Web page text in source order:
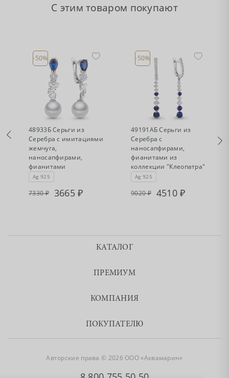
С этим товаром покупают
-50%
Есть в наличии
48933Б Серьги из
Серебра с имитациями
жемчуга,
наносапфирами,
фианитами
Ag 925
7330 3665
-50%
Есть в наличии
49191АБ Серьги из
Серебра с
наносапфирами,
фианитами из
коллекции "Клеопатра"
Ag 925
9020 4510
КАТАЛОГ
ПРЕМИУМ
КОМПАНИЯ
ПОКУПАТЕЛЮ
Авторские права © 2026 ООО «Аквамарин»